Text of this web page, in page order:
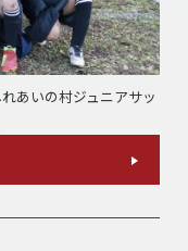
あいの村ジュニアサッ